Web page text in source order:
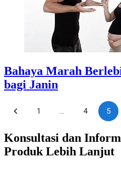
Bahaya Marah
bagi Janin
1 … 4 5
Konsultasi dan
Produk Lebih Lanjut